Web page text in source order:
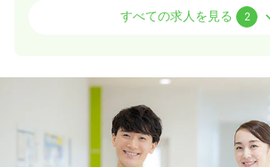
オペ室(手術室)正・准看護師
26.0万円〜 賞与2回
8:30～17:00
8:30～17:00
日祝休み
4週8休以上 担当業務未経験可
すべての求人を見る 2